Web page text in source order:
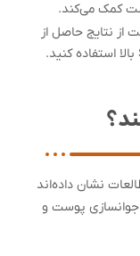
کمک می‌کند.
از نتایج حاصل از
نشان داده‌اند
جوانسازی پوست و